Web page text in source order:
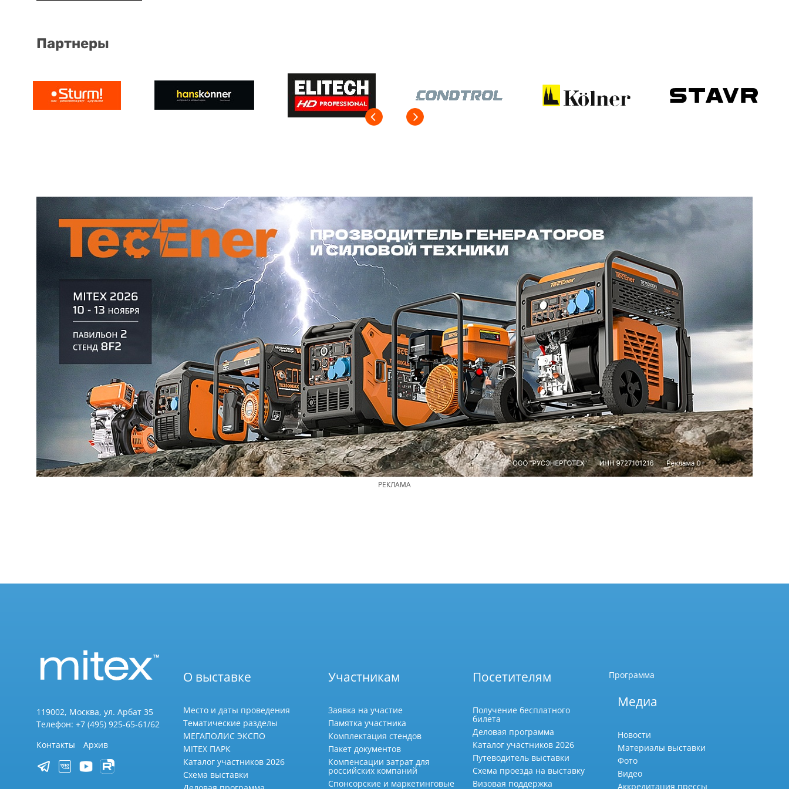
Партнеры
РЕКЛАМА
119002, Москва, ул. Арбат 35
Телефон: +7 (495) 925-65-61/62
Контакты
Архив
О выставке
Место и даты проведения
Тематические разделы
МЕГАПОЛИС ЭКСПО
MITEX ПАРК
Каталог участников 2026
Схема выставки
Участникам
Заявка на участие
Памятка участника
Комплектация стендов
Пакет документов
Компенсации затрат для
российских компаний
Спонсорские и маркетинговые
Посетителям
Получение бесплатного
билета
Деловая программа
Каталог участников 2026
Путеводитель выставки
Схема проезда на выставку
Визовая поддержка
Программа
Медиа
Новости
Материалы выставки
Фото
Видео
Аккредитация прессы